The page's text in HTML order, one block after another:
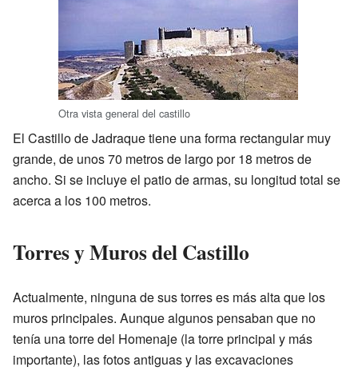
Otra vista general del castillo
El Castillo de Jadraque tiene una forma rectangular muy
grande, de unos 70 metros de largo por 18 metros de
ancho. Si se incluye el patio de armas, su longitud total se
acerca a los 100 metros.
Torres y Muros del Castillo
Actualmente, ninguna de sus torres es más alta que los
muros principales. Aunque algunos pensaban que no
tenía una torre del Homenaje (la torre principal y más
importante), las fotos antiguas y las excavaciones